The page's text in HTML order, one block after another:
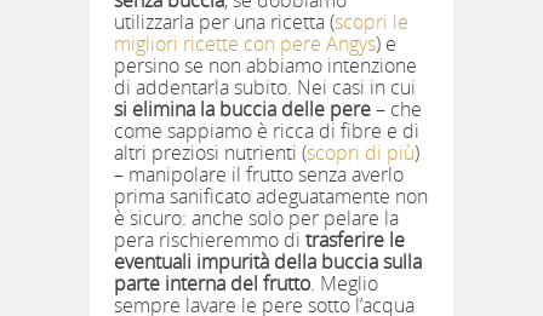
utilizzarla per una ricetta (scopri le
migliori ricette con pere Angys) e
persino se non abbiamo intenzione
di addentarla subito. Nei casi in cui
si elimina la buccia delle pere– che
come sappiamo è ricca di fibre e di
altri preziosi nutrienti (scopri di più)
– manipolare il frutto senza averlo
prima sanificato adeguatamente non
è sicuro: anche solo per pelare la
pera rischieremmo di trasferire le
eventuali impurità della buccia sulla
parte interna del frutto. Meglio
sempre lavare le pere sotto l’acqua